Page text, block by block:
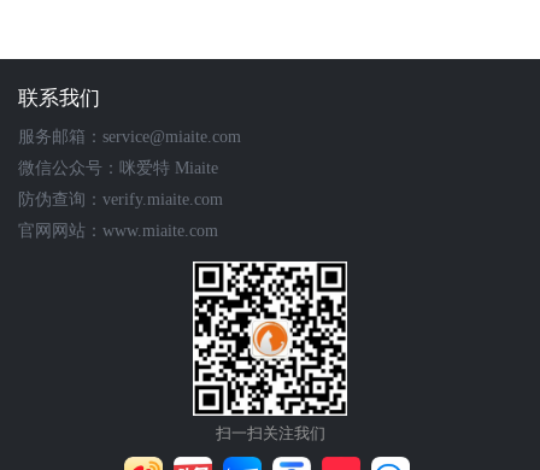
联系我们
服务邮箱：service@miaite.com
微信公众号：咪爱特 Miaite
防伪查询：verify.miaite.com
官网网站：www.miaite.com
扫一扫关注我们